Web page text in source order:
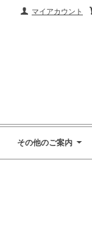
マイアカウント
その他のご案内